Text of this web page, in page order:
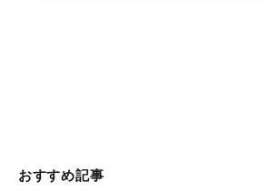
おすすめ記事